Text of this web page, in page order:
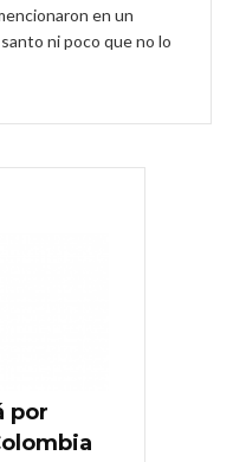
en un
ni poco que no lo
por